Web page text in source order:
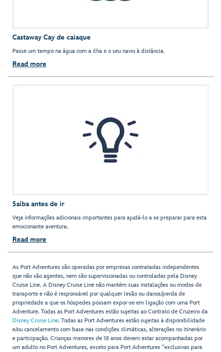
Castaway Cay de caiaque
Passe um tempo na água com a ilha e o seu navio à distância.
Read more
Saiba antes de ir
Veja informações adicionais importantes para ajudá-lo a se preparar para esta
emocionante aventura.
Read more
As Port Adventures são operadas por empresas contratadas independentes
que não são agentes, nem são supervisionadas ou controladas pela Disney
Cruise Line. A Disney Cruise Line não mantém suas instalações ou modos de
transporte e não é responsável por qualquer lesão ou danos/perda de
propriedade a que os hóspedes possam expor-se em ligação com uma Port
Adventure. Todas as Port Adventures estão sujeitas ao Contrato de Cruzeiro da
Disney Cruise Line. Todas as Port Adventures estão sujeitas à disponibilidade
e/ou cancelamento com base nas condições climáticas, alterações no itinerário
e participação. Crianças menores de 18 anos devem estar acompanhadas por
um adulto no Port Adventures, exceto para Port Adventures "exclusivas para